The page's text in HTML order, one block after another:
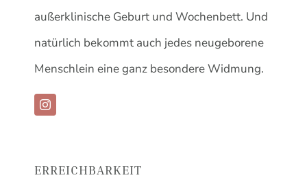
außerklinische Geburt und Wochenbett. Und
natürlich bekommt auch jedes neugeborene
Menschlein eine ganz besondere Widmung.
ERREICHBARKEIT